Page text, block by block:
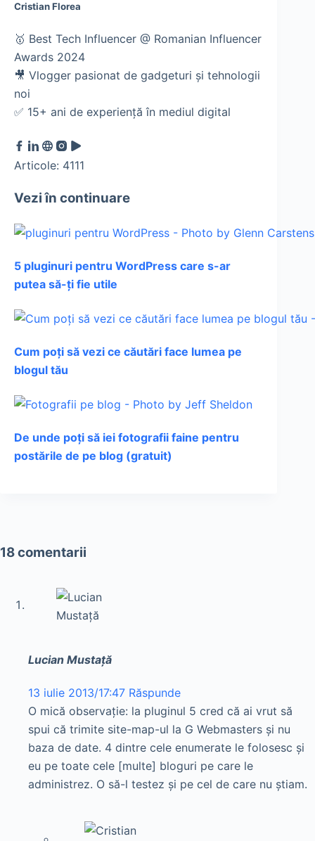
Cristian Florea
🥇 Best Tech Influencer @ Romanian Influencer
Awards 2024
🎥 Vlogger pasionat de gadgeturi și tehnologii
noi
✅ 15+ ani de experiență în mediul digital
Articole: 4111
Vezi în continuare
5 pluginuri pentru WordPress care s-ar
putea să-ți fie utile
Cum poți să vezi ce căutări face lumea pe
blogul tău
De unde poți să iei fotografii faine pentru
postările de pe blog (gratuit)
18 comentarii
Lucian Mustaţă
13 iulie 2013/17:47 Răspunde
O mică observaţie: la pluginul 5 cred că ai vrut să
spui că trimite site-map-ul la G Webmasters şi nu
baza de date. 4 dintre cele enumerate le folosesc şi
eu pe toate cele [multe] bloguri pe care le
administrez. O să-l testez şi pe cel de care nu ştiam.